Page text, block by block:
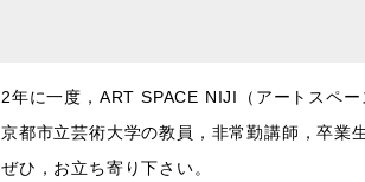
2年に一度，ART SPACE NIJI（アートスペー
京都市立芸術大学の教員，非常勤講師，卒業
ぜひ，お立ち寄り下さい。